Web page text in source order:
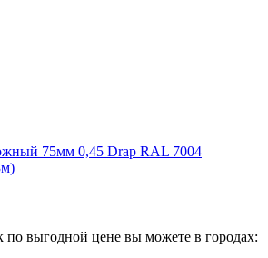
75мм 0,45 Drap RAL 7004
по выгодной цене вы можете в городах: